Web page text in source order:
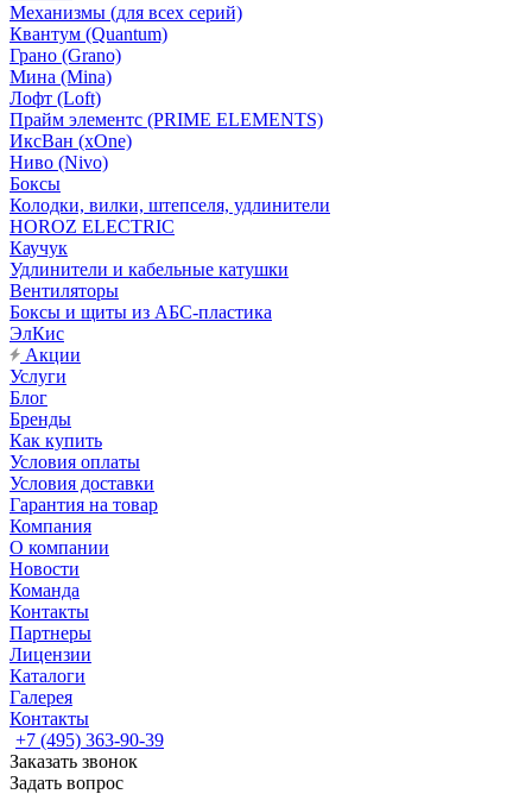
Механизмы (для всех серий)
Квантум (Quantum)
Грано (Grano)
Мина (Mina)
Лофт (Loft)
Прайм элементс (PRIME ELEMENTS)
ИксВан (xOne)
Ниво (Nivo)
Боксы
Колодки, вилки, штепселя, удлинители
HOROZ ELECTRIC
Каучук
Удлинители и кабельные катушки
Вентиляторы
Боксы и щиты из АБС-пластика
ЭлКис
Акции
Услуги
Блог
Бренды
Как купить
Условия оплаты
Условия доставки
Гарантия на товар
Компания
О компании
Новости
Команда
Контакты
Партнеры
Лицензии
Каталоги
Галерея
Контакты
+7 (495) 363-90-39
Заказать звонок
Задать вопрос